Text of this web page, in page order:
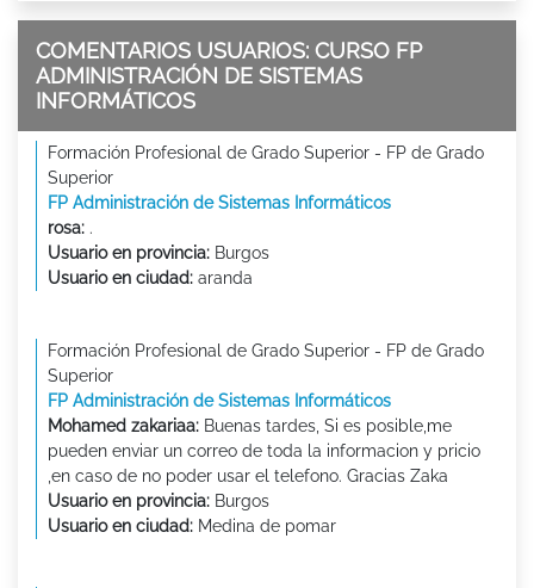
COMENTARIOS USUARIOS: CURSO FP
ADMINISTRACIÓN DE SISTEMAS
INFORMÁTICOS
Formación Profesional de Grado Superior - FP de Grado
Superior
FP Administración de Sistemas Informáticos
rosa: .
Usuario en provincia: Burgos
Usuario en ciudad: aranda
Formación Profesional de Grado Superior - FP de Grado
Superior
FP Administración de Sistemas Informáticos
Mohamed zakariaa: Buenas tardes, Si es posible,me
pueden enviar un correo de toda la informacion y pricio
,en caso de no poder usar el telefono. Gracias Zaka
Usuario en provincia: Burgos
Usuario en ciudad: Medina de pomar